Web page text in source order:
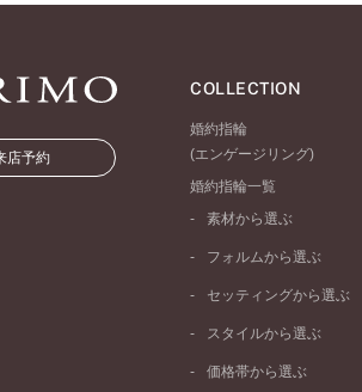
店予約
COLLECTION
婚約指輪
(エンゲージリング)
婚約指輪一覧
素材から選ぶ
プラチナ
ピンクゴールド
ペールブラウンゴール
フォルムから選ぶ
ストレートライン
V字ライン
セッティングから選ぶ
ソリテール
ダブルサイドメレ
スタイルから選ぶ
シンプル
価格帯から選ぶ